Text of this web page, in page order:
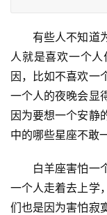
有些人不知道为
人就是喜欢一个
因，比如不喜欢一
一个人的夜晚会显
因为要想一个安静
中的哪些星座不敢
白羊座害怕一个
一个人走着去上学
们也是因为害怕寂